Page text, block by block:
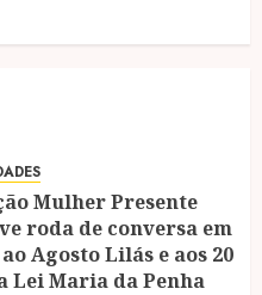
Mulher Presente
roda de conversa em
Agosto Lilás e aos 20
Lei Maria da Penha